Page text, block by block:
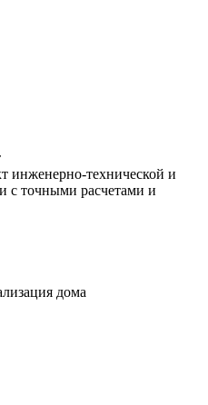
инженерно-технической и
с точными расчетами и
дома